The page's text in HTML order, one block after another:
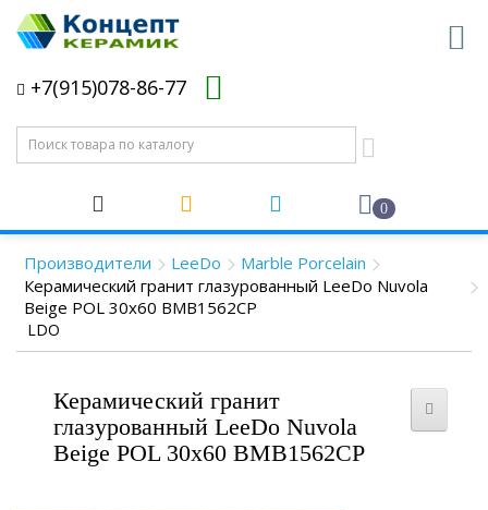
+7(915)078-86-77
0
Производители LeeDo
Marble Porcelain
Керамический гранит глазурованный LeeDo Nuvola
Beige POL 30x60 BMB1562CP
LDO
Керамический гранит
глазурованный LeeDo Nuvola
Beige POL 30x60 BMB1562CP